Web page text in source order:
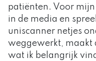
patiënten. Voor
in de media en
uniscanner netjes
weggewerkt, maakt
wat ik belangrijk